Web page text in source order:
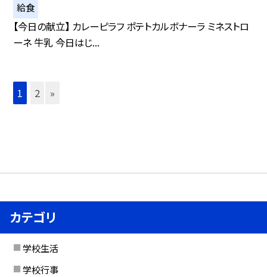
給食
【今日の献立】 カレーピラフ ポテトカルボナーラ ミネストロ
ーネ 牛乳 今日はじ...
1 2 »
カテゴリ
学校生活
学校行事